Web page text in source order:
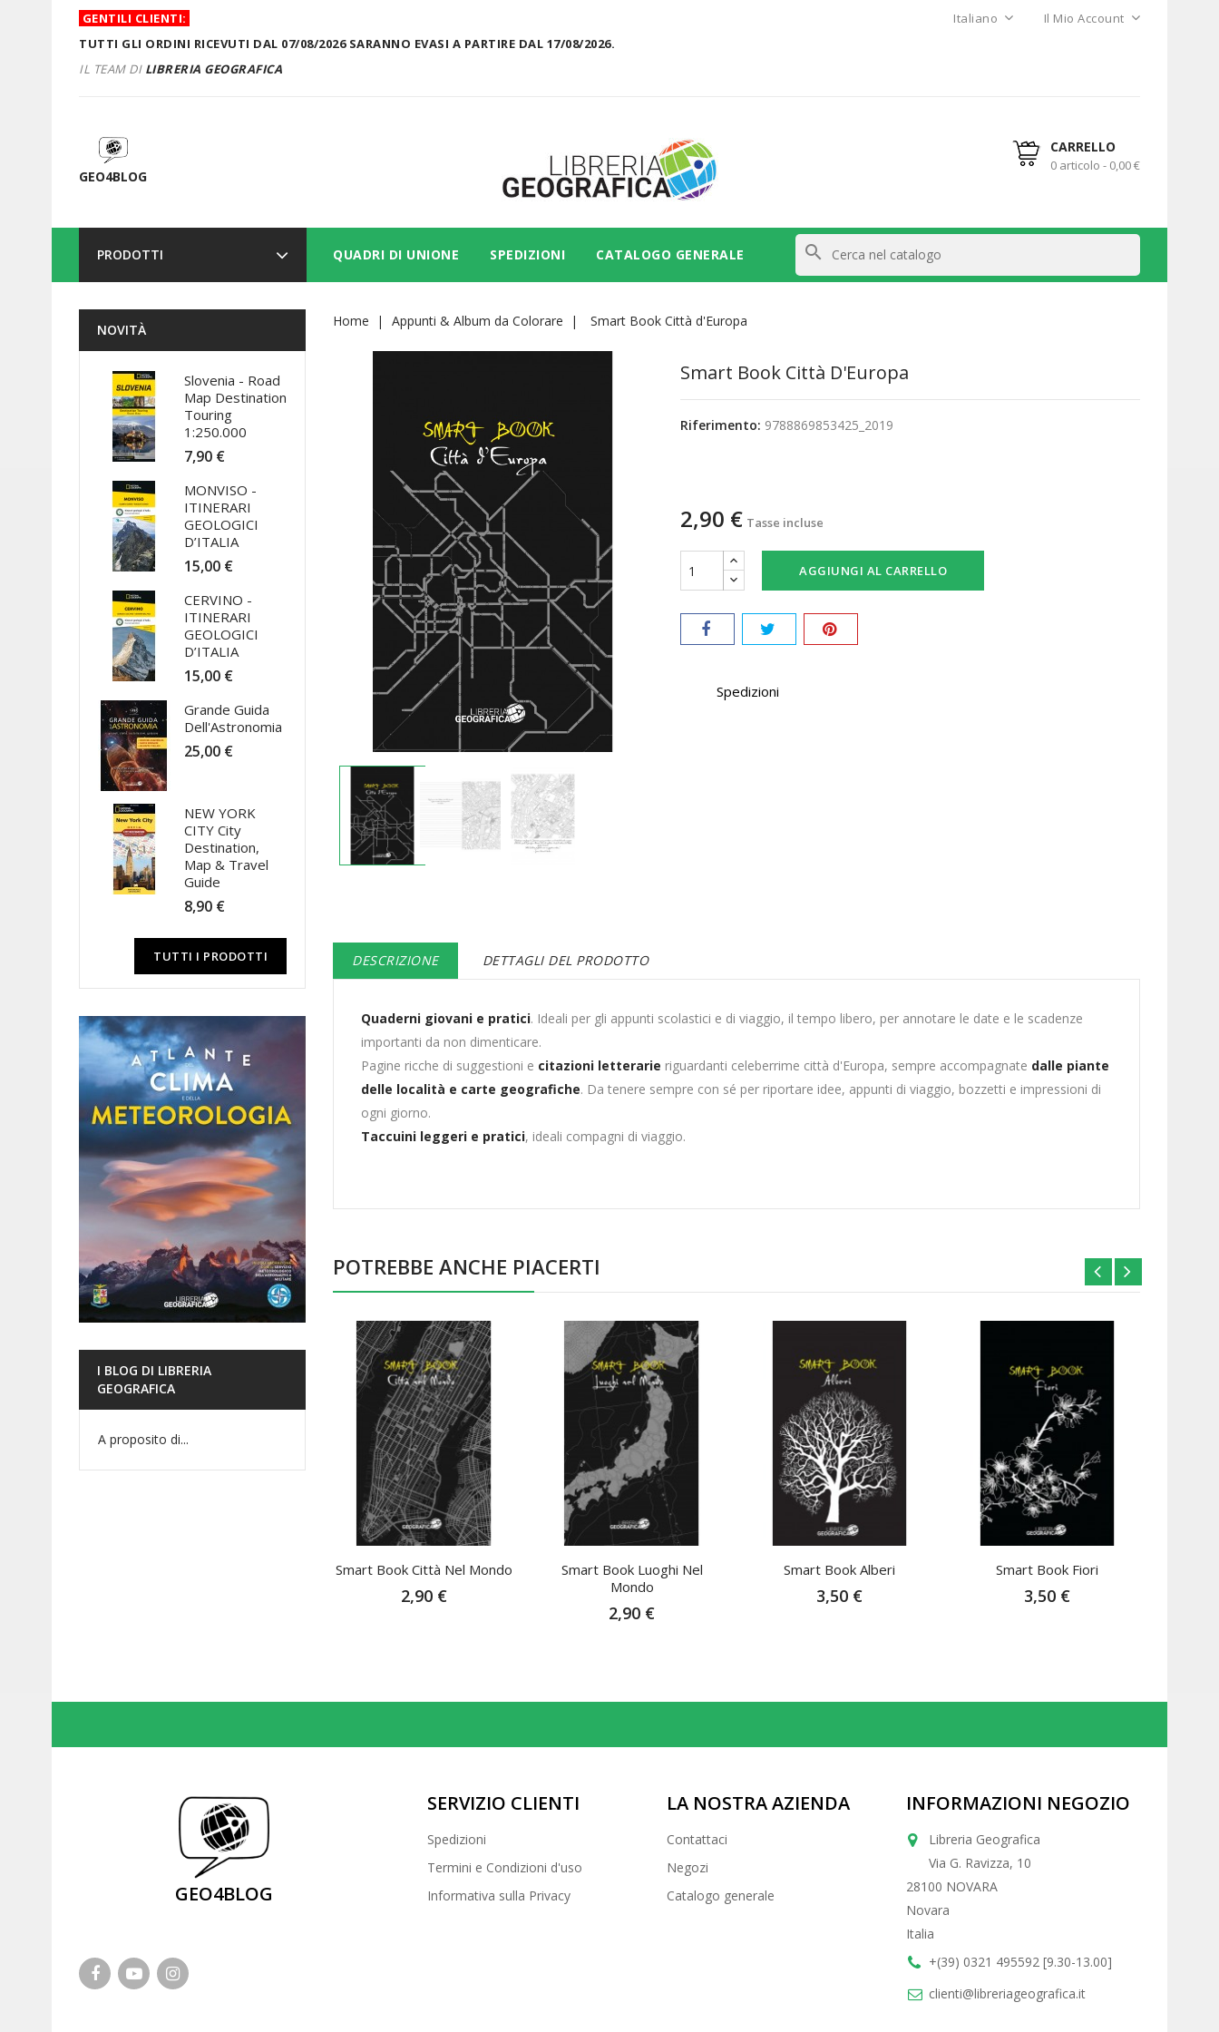
GENTILI CLIENTI:
TUTTI GLI ORDINI RICEVUTI DAL 07/08/2026 SARANNO EVASI A PARTIRE DAL 17/08/2026.
IL TEAM DI LIBRERIA GEOGRAFICA
Italiano Il Mio Account
GEO4BLOG
CARRELLO
0 articolo - 0,00 €
QUADRI DI UNIONE SPEDIZIONI CATALOGO GENERALE
PRODOTTI search
NOVITÀ
Slovenia - Road
Map Destination
Touring
1:250.000
7,90 €
MONVISO -
ITINERARI
GEOLOGICI
D’ITALIA
15,00 €
CERVINO -
ITINERARI
GEOLOGICI
D’ITALIA
15,00 €
Grande Guida
Dell'Astronomia
25,00 €
NEW YORK
CITY City
Destination,
Map & Travel
Guide
8,90 €
TUTTI I PRODOTTI
I BLOG DI LIBRERIA
GEOGRAFICA
A proposito di...
Home Appunti & Album da Colorare Smart Book Città d'Europa
Smart Book Città D'Europa
Riferimento: 9788869853425_2019
2,90 € Tasse incluse
AGGIUNGI AL CARRELLO
Spedizioni
DESCRIZIONE DETTAGLI DEL PRODOTTO
Quaderni giovani e pratici. Ideali per gli appunti scolastici e di viaggio, il tempo libero, per annotare le date e le scadenze
importanti da non dimenticare.
Pagine ricche di suggestioni e citazioni letterarie riguardanti celeberrime città d'Europa, sempre accompagnate dalle piante
delle località e carte geografiche. Da tenere sempre con sé per riportare idee, appunti di viaggio, bozzetti e impressioni di
ogni giorno.
Taccuini leggeri e pratici, ideali compagni di viaggio.
POTREBBE ANCHE PIACERTI
Smart Book Città Nel Mondo
2,90 €
Smart Book Luoghi Nel
Mondo
2,90 €
Smart Book Alberi
3,50 €
Smart Book Fiori
3,50 €
GEO4BLOG
SERVIZIO CLIENTI
Spedizioni
Termini e Condizioni d'uso
Informativa sulla Privacy
LA NOSTRA AZIENDA
Contattaci
Negozi
Catalogo generale
INFORMAZIONI NEGOZIO
Libreria Geografica
Via G. Ravizza, 10
28100 NOVARA
Novara
Italia
+(39) 0321 495592 [9.30-13.00]
clienti@libreriageografica.it